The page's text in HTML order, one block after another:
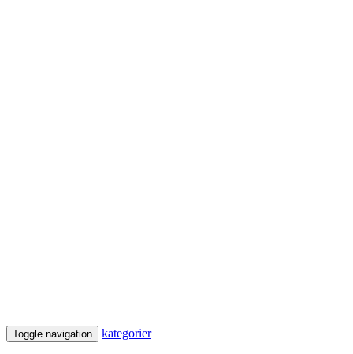
Toggle navigation kategorier